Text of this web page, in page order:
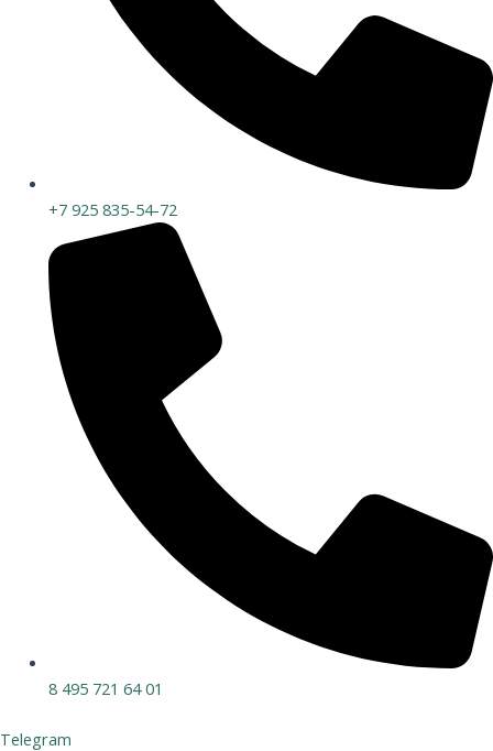
+7 925 835-54-72
8 495 721 64 01
Telegram